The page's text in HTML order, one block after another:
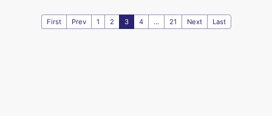
First Prev 1 2 3 4 ... 21 Next Last